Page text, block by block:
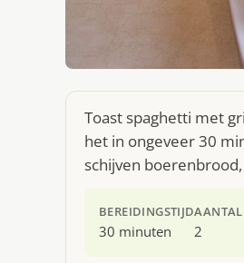
Toast spaghetti met
het in ongeveer 30
schijven
BEREIDINGSTIJD
30 minuten
AANTAL
2